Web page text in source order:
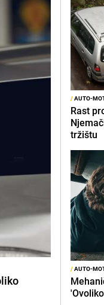
/AUTO-
Rast
tržištu
/AUTO-